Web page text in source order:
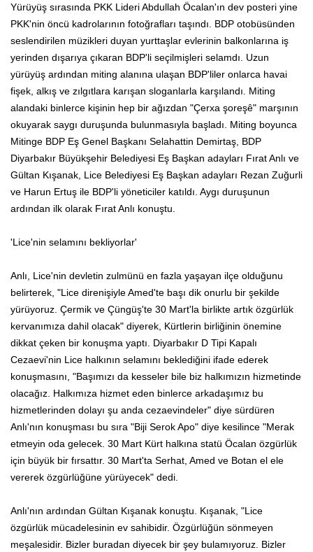
Yürüyüş sırasında PKK Lideri Abdullah Öcalan'ın dev posteri yine
PKK'nin öncü kadrolarının fotoğrafları taşındı. BDP otobüsünden
seslendirilen müzikleri duyan yurttaşlar evlerinin balkonlarına iş
yerinden dışarıya çıkaran BDP'li seçilmişleri selamdı. Uzun
yürüyüş ardından miting alanına ulaşan BDP'liler onlarca havai
fişek, alkış ve zılgıtlara karışan sloganlarla karşılandı. Miting
alandaki binlerce kişinin hep bir ağızdan "Çerxa şoreşê" marşının
okuyarak saygı duruşunda bulunmasıyla başladı. Miting boyunca
Mitinge BDP Eş Genel Başkanı Selahattin Demirtaş, BDP
Diyarbakır Büyükşehir Belediyesi Eş Başkan adayları Fırat Anlı ve
Gültan Kışanak, Lice Belediyesi Eş Başkan adayları Rezan Zuğurli
ve Harun Ertuş ile BDP'li yöneticiler katıldı. Aygı duruşunun
ardından ilk olarak Fırat Anlı konuştu.
'Lice'nin selamını bekliyorlar'
Anlı, Lice'nin devletin zulmünü en fazla yaşayan ilçe olduğunu
belirterek, "Lice direnişiyle Amed'te başı dik onurlu bir şekilde
yürüyoruz. Çermik ve Çüngüş'te 30 Mart'la birlikte artık özgürlük
kervanımıza dahil olacak" diyerek, Kürtlerin birliğinin önemine
dikkat çeken bir konuşma yaptı. Diyarbakır D Tipi Kapalı
Cezaevi'nin Lice halkının selamını beklediğini ifade ederek
konuşmasını, "Başımızı da kesseler bile biz halkımızın hizmetinde
olacağız. Halkımıza hizmet eden binlerce arkadaşımız bu
hizmetlerinden dolayı şu anda cezaevindeler" diye sürdüren
Anlı'nın konuşması bu sıra "Biji Serok Apo" diye kesilince "Merak
etmeyin oda gelecek. 30 Mart Kürt halkına statü Öcalan özgürlük
için büyük bir fırsattır. 30 Mart'ta Serhat, Amed ve Botan el ele
vererek özgürlüğüne yürüyecek" dedi.
Anlı'nın ardından Gültan Kışanak konuştu. Kışanak, "Lice
özgürlük mücadelesinin ev sahibidir. Özgürlüğün sönmeyen
meşalesidir. Bizler buradan diyecek bir şey bulamıyoruz. Bizler